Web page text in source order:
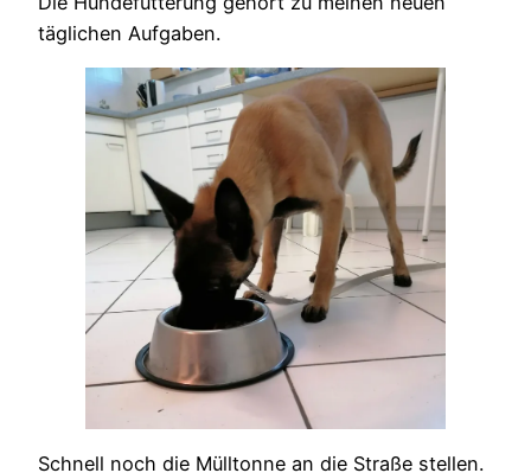
täglichen Aufgaben.
Schnell noch die Mülltonne an die Straße stellen.